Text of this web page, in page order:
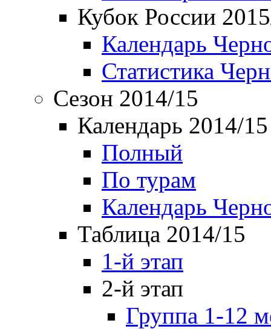
Кубок России
Календарь
Статистика
Сезон 2014/15
Календарь 2014/15
Полный
По турам
Календарь
Таблица 2014/15
1-й этап
2-й этап
Группа 1-12